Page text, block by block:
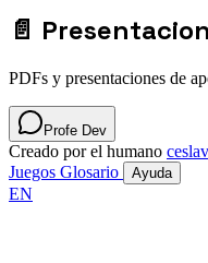
📄
PDFs y presentaciones de
Profe Dev
Creado por el humano
Juegos Glosario Ayuda
EN